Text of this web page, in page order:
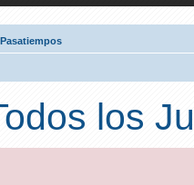
los